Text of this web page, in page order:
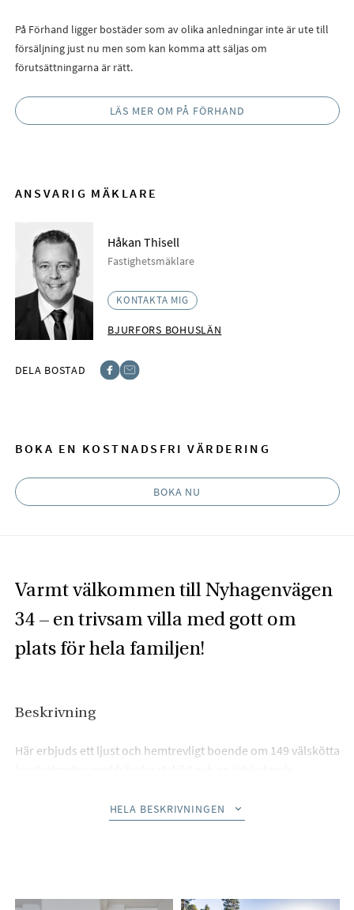
På Förhand ligger bostäder som av olika anledningar inte är ute till
försäljning just nu men som kan komma att säljas om
förutsättningarna är rätt.
LÄS MER OM PÅ FÖRHAND
ANSVARIG MÄKLARE
Håkan Thisell
Fastighetsmäklare
KONTAKTA MIG
BJURFORS BOHUSLÄN
DELA BOSTAD
BOKA EN KOSTNADSFRI VÄRDERING
BOKA NU
Varmt välkommen till Nyhagenvägen
34 – en trivsam villa med gott om
plats för hela familjen!
Beskrivning
Här erbjuds ett ljust och hemtrevligt boende om 149 välskötta
som präglas av omtanke, trivsel och genomtänkt planering.
månader.
HELA BESKRIVNINGEN